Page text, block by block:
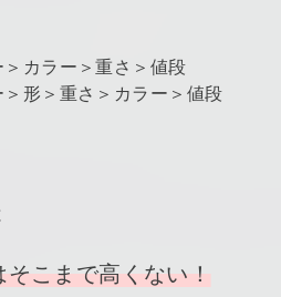
カラー＞重さ＞値段
形＞重さ＞カラー＞値段
こまで高くない！